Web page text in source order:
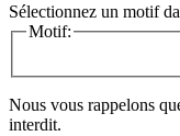
Sélectionnez un motif
Motif:
Nous vous rappelons
interdit.